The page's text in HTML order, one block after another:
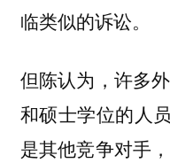
临类似的诉讼。
但陈认为，许多
和硕士学位的人
是其他竞争对手